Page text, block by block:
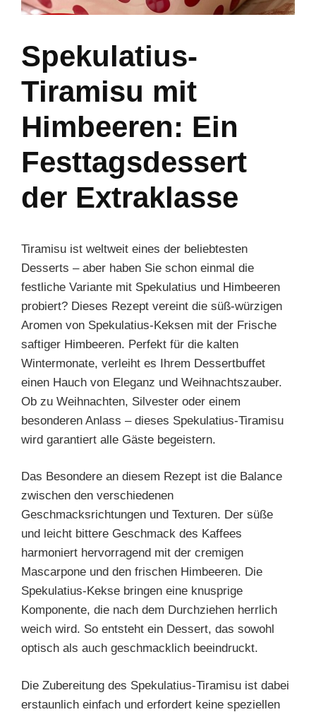
Spekulatius-
Tiramisu mit
Himbeeren: Ein
Festtagsdessert
der Extraklasse
Tiramisu ist weltweit eines der beliebtesten
Desserts – aber haben Sie schon einmal die
festliche Variante mit Spekulatius und Himbeeren
probiert? Dieses Rezept vereint die süß-würzigen
Aromen von Spekulatius-Keksen mit der Frische
saftiger Himbeeren. Perfekt für die kalten
Wintermonate, verleiht es Ihrem Dessertbuffet
einen Hauch von Eleganz und Weihnachtszauber.
Ob zu Weihnachten, Silvester oder einem
besonderen Anlass – dieses Spekulatius-Tiramisu
wird garantiert alle Gäste begeistern.
Das Besondere an diesem Rezept ist die Balance
zwischen den verschiedenen
Geschmacksrichtungen und Texturen. Der süße
und leicht bittere Geschmack des Kaffees
harmoniert hervorragend mit der cremigen
Mascarpone und den frischen Himbeeren. Die
Spekulatius-Kekse bringen eine knusprige
Komponente, die nach dem Durchziehen herrlich
weich wird. So entsteht ein Dessert, das sowohl
optisch als auch geschmacklich beeindruckt.
Die Zubereitung des Spekulatius-Tiramisu ist dabei
erstaunlich einfach und erfordert keine speziellen